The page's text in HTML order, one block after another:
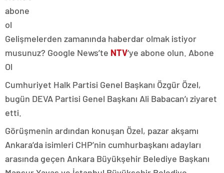
Gelişmelerden zamanında haberdar olmak istiyor
musunuz? Google News’te NTV‘ye abone olun. Abone
Ol
Cumhuriyet Halk Partisi Genel Başkanı Özgür Özel,
bugün DEVA Partisi Genel Başkanı Ali Babacan’ı ziyaret
etti.
Görüşmenin ardından konuşan Özel, pazar akşamı
Ankara’da isimleri CHP’nin cumhurbaşkanı adayları
arasında geçen Ankara Büyükşehir Belediye Başkanı